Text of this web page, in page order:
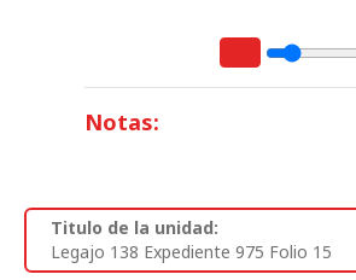
Notas:
Titulo de la unidad:
Legajo 138 Expediente 975 Folio 15